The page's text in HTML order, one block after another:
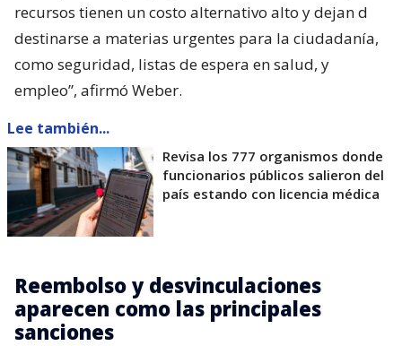
recursos tienen un costo alternativo alto y dejan d
destinarse a materias urgentes para la ciudadanía,
como seguridad, listas de espera en salud, y
empleo”, afirmó Weber.
Lee también...
Revisa los 777 organismos donde
funcionarios públicos salieron del
país estando con licencia médica
Reembolso y desvinculaciones
aparecen como las principales
sanciones